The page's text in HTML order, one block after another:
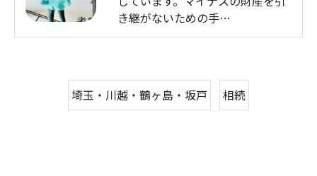
き継がないための手…
埼玉・川越・鶴ヶ島・坂戸 相続